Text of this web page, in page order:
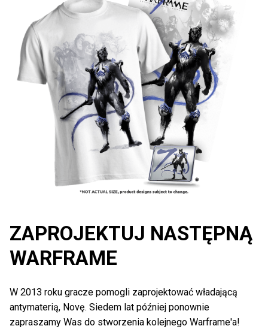
ZAPROJEKTUJ NASTĘPNĄ
WARFRAME
W 2013 roku gracze pomogli zaprojektować władającą
antymaterią, Novę. Siedem lat później ponownie
zapraszamy Was do stworzenia kolejnego Warframe'a!